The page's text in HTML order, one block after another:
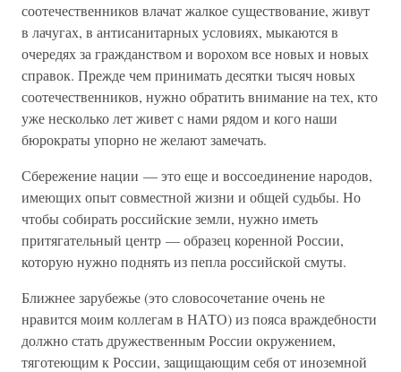
соотечественников влачат жалкое существование, живут
в лачугах, в антисанитарных условиях, мыкаются в
очередях за гражданством и ворохом все новых и новых
справок. Прежде чем принимать десятки тысяч новых
соотечественников, нужно обратить внимание на тех, кто
уже несколько лет живет с нами рядом и кого наши
бюрократы упорно не желают замечать.
Сбережение нации — это еще и воссоединение народов,
имеющих опыт совместной жизни и общей судьбы. Но
чтобы собирать российские земли, нужно иметь
притягательный центр — образец коренной России,
которую нужно поднять из пепла российской смуты.
Ближнее зарубежье (это словосочетание очень не
нравится моим коллегам в НАТО) из пояса враждебности
должно стать дружественным России окружением,
тяготеющим к России, защищающим себя от иноземной